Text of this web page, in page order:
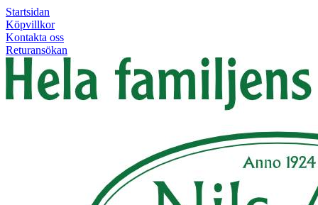
Startsidan
Köpvillkor
Kontakta oss
Returansökan